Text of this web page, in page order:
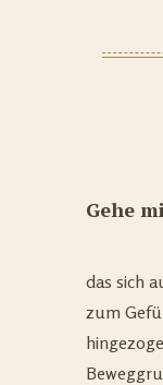
Gehe
das sich
zum